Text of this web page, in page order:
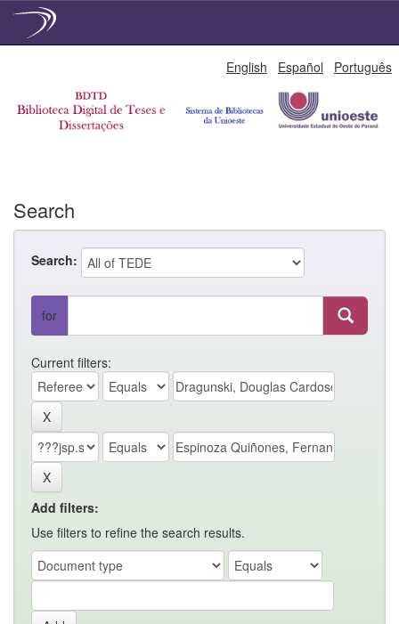
English Español Português
Search
Search:
for
Current filters:
Add filters:
Use filters to refine the search results.